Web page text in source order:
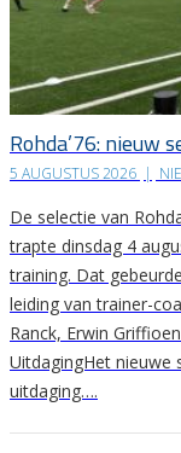
Rohda’76: nieuw
5 AUGUSTUS 2026 |
De selectie van
trapte dinsdag 4
training. Dat
leiding van trainer-
Ranck, Erwin
UitdagingHet nieuwe
uitdaging….